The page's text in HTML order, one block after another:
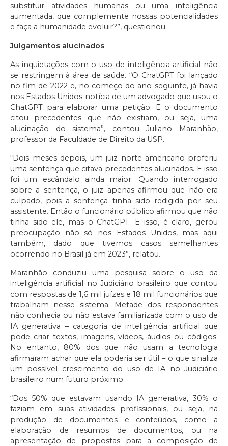
substituir atividades humanas ou uma inteligência
aumentada, que complemente nossas potencialidades
e faça a humanidade evoluir?”, questionou.
Julgamentos alucinados
As inquietações com o uso de inteligência artificial não
se restringem à área de saúde. “O ChatGPT foi lançado
no fim de 2022 e, no começo do ano seguinte, já havia
nos Estados Unidos notícia de um advogado que usou o
ChatGPT para elaborar uma petição. E o documento
citou precedentes que não existiam, ou seja, uma
alucinação do sistema”, contou Juliano Maranhão,
professor da Faculdade de Direito da USP.
“Dois meses depois, um juiz norte-americano proferiu
uma sentença que citava precedentes alucinados. E isso
foi um escândalo ainda maior. Quando interrogado
sobre a sentença, o juiz apenas afirmou que não era
culpado, pois a sentença tinha sido redigida por seu
assistente. Então o funcionário público afirmou que não
tinha sido ele, mas o ChatGPT. E isso, é claro, gerou
preocupação não só nos Estados Unidos, mas aqui
também, dado que tivemos casos semelhantes
ocorrendo no Brasil já em 2023”, relatou.
Maranhão conduziu uma pesquisa sobre o uso da
inteligência artificial no Judiciário brasileiro que contou
com respostas de 1,6 mil juízes e 18 mil funcionários que
trabalham nesse sistema. Metade dos respondentes
não conhecia ou não estava familiarizada com o uso de
IA generativa – categoria de inteligência artificial que
pode criar textos, imagens, vídeos, áudios ou códigos.
No entanto, 80% dos que não usam a tecnologia
afirmaram achar que ela poderia ser útil – o que sinaliza
um possível crescimento do uso de IA no Judiciário
brasileiro num futuro próximo.
“Dos 50% que estavam usando IA generativa, 30% o
faziam em suas atividades profissionais, ou seja, na
produção de documentos e conteúdos, como a
elaboração de resumos de documentos, ou na
apresentação de propostas para a composição de